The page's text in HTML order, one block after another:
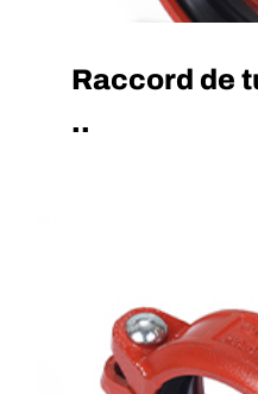
Raccord de
..